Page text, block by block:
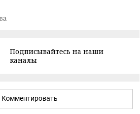
Подписывайтесь на наши
каналы
Комментировать